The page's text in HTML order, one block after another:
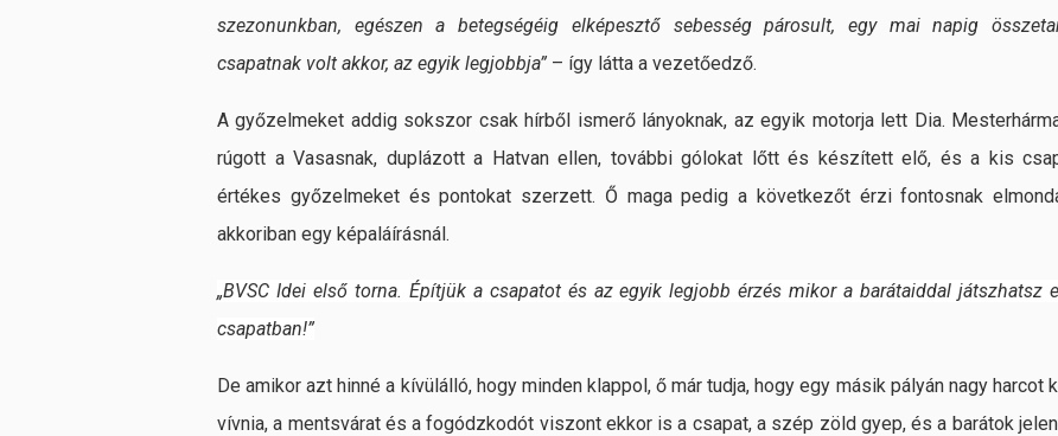
szezonunkban, egészen a betegségéig elképesztő sebesség párosult, egy mai napig
csapatnak volt akkor, az egyik legjobbja” – így látta a vezetőedző.
A győzelmeket addig sokszor csak hírből ismerő lányoknak, az egyik motorja lett Dia.
rúgott a Vasasnak, duplázott a Hatvan ellen, további gólokat lőtt és készített elő, és a kis
értékes győzelmeket és pontokat szerzett. Ő maga pedig a következőt érzi fontosnak
akkoriban egy képaláírásnál.
„BVSC Idei első torna. Építjük a csapatot és az egyik legjobb érzés mikor a barátaiddal játszhatsz
csapatban!”
De amikor azt hinné a kívülálló, hogy minden klappol, ő már tudja, hogy egy másik pályán nagy harcot
vívnia, a mentsvárat és a fogódzkodót viszont ekkor is a csapat, a szép zöld gyep, és a barátok